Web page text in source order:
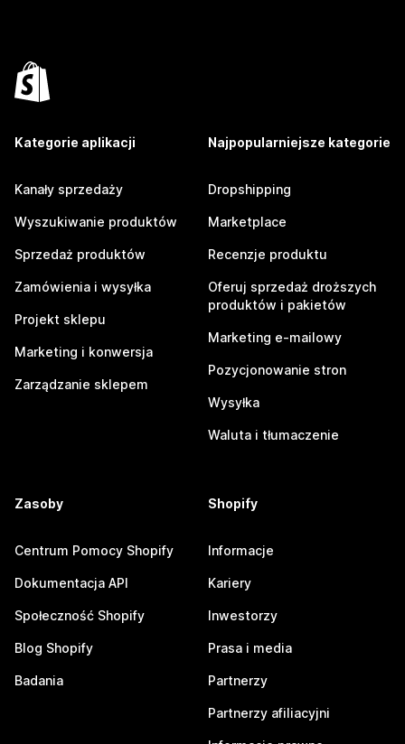
Kategorie aplikacji
Kanały sprzedaży
Wyszukiwanie produktów
Sprzedaż produktów
Zamówienia i wysyłka
Projekt sklepu
Marketing i konwersja
Zarządzanie sklepem
Najpopularniejsze kategorie
Dropshipping
Marketplace
Recenzje produktu
Oferuj sprzedaż droższych
produktów i pakietów
Marketing e-mailowy
Pozycjonowanie stron
Wysyłka
Waluta i tłumaczenie
Zasoby
Centrum Pomocy Shopify
Dokumentacja API
Społeczność Shopify
Blog Shopify
Badania
Shopify
Informacje
Kariery
Inwestorzy
Prasa i media
Partnerzy
Partnerzy afiliacyjni